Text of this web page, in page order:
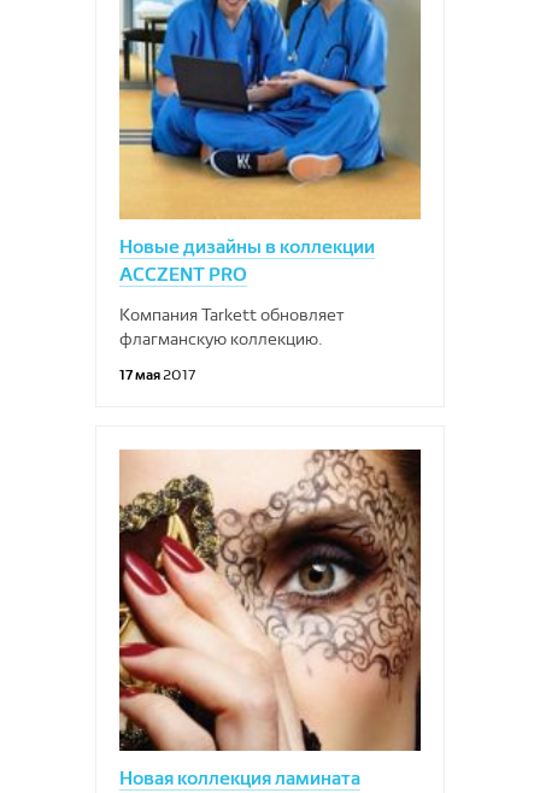
Новые дизайны в коллекции
ACCZENT PRO
Компания Tarkett обновляет
флагманскую коллекцию.
17 мая2017
Новая коллекция ламината